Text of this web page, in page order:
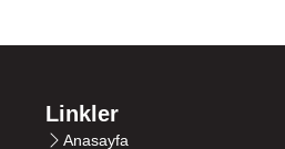
Linkler
Anasayfa